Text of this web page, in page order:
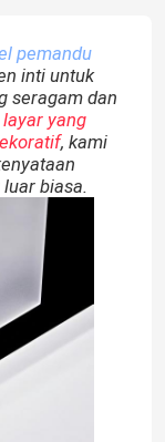
pemandu
inti untuk
seragam dan
layar yang
, kami
biasa.